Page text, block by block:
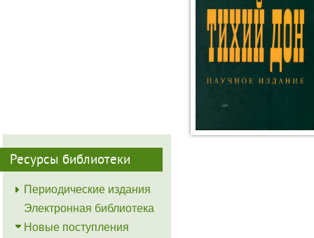
Ресурсы библиотеки
Периодические издания
Электронная библиотека
Новые поступления